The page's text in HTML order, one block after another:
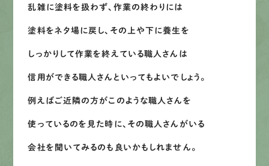
乱雑に塗料を扱わず、作業の終わりには
塗料をネタ場に戻し、その上や下に養生を
しっかりして作業を終えている職人さんは
信用ができる職人さんといってもよいでしょう。
例えばご近隣の方がこのような職人さんを
使っているのを見た時に、その職人さんがいる
会社を聞いてみるのも良いかもしれません。